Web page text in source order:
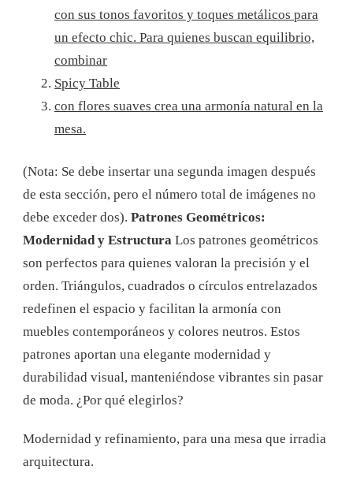
con sus tonos favoritos y toques metálicos para
un efecto chic. Para quienes buscan equilibrio,
combinar
Spicy Table
con flores suaves crea una armonía natural en la
mesa.
(Nota: Se debe insertar una segunda imagen después
de esta sección, pero el número total de imágenes no
debe exceder dos). Patrones Geométricos:
Modernidad y Estructura Los patrones geométricos
son perfectos para quienes valoran la precisión y el
orden. Triángulos, cuadrados o círculos entrelazados
redefinen el espacio y facilitan la armonía con
muebles contemporáneos y colores neutros. Estos
patrones aportan una elegante modernidad y
durabilidad visual, manteniéndose vibrantes sin pasar
de moda. ¿Por qué elegirlos?
Modernidad y refinamiento, para una mesa que irradia
arquitectura.